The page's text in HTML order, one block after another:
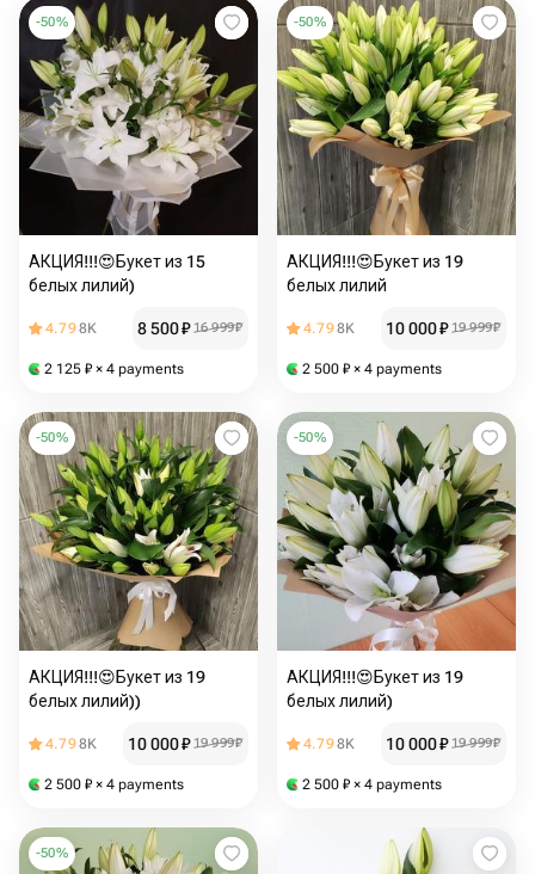
-50%
АКЦИЯ!!!😍Букет из 15
белых лилий)
4.798K 8 500₽ 16 999₽
2 125 ₽ × 4 payments
-50%
АКЦИЯ!!!😍Букет из 19
белых лилий
4.798K 10 000₽ 19 999₽
2 500 ₽ × 4 payments
-50%
АКЦИЯ!!!😍Букет из 19
белых лилий))
4.798K 10 000₽ 19 999₽
2 500 ₽ × 4 payments
-50%
АКЦИЯ!!!😍Букет из 19
белых лилий)
4.798K 10 000₽ 19 999₽
2 500 ₽ × 4 payments
-50%